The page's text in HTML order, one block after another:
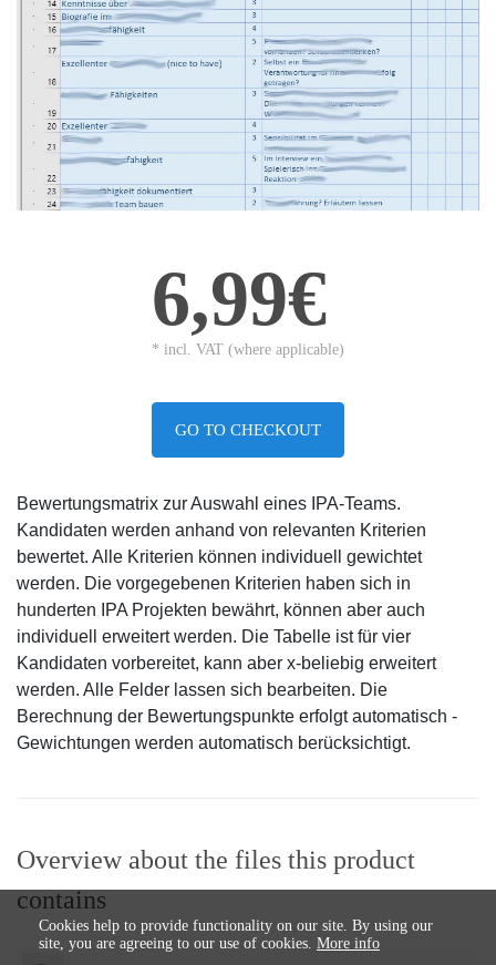
6,99€
* incl. VAT (where applicable)
GO TO CHECKOUT
Bewertungsmatrix zur Auswahl eines IPA-Teams.
Kandidaten werden anhand von relevanten Kriterien
bewertet. Alle Kriterien können individuell gewichtet
werden. Die vorgegebenen Kriterien haben sich in
hunderten IPA Projekten bewährt, können aber auch
individuell erweitert werden. Die Tabelle ist für vier
Kandidaten vorbereitet, kann aber x-beliebig erweitert
werden. Alle Felder lassen sich bearbeiten. Die
Berechnung der Bewertungspunkte erfolgt automatisch -
Gewichtungen werden automatisch berücksichtigt.
Overview about the files this product
contains
Cookies help to provide functionality on our site. By using our
site, you are agreeing to our use of cookies. More info